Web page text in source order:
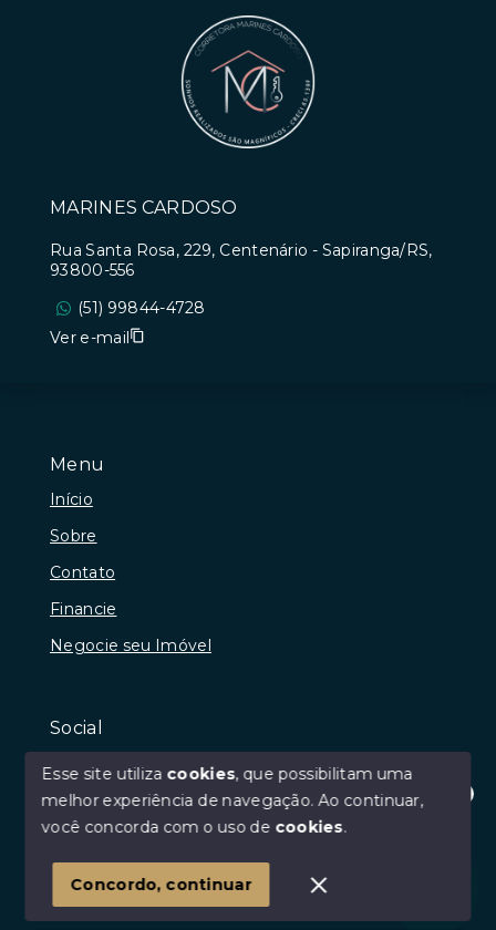
Olá! Estamos disponíveis para te ajudar.
Menu
Início
Sobre
Contato
Financie
Negocie seu Imóvel
Social
Facebook
Youtube
MARINES CARDOSO
Rua Santa Rosa, 229, Centenário - Sapiranga/RS,
93800-556
(51) 99844-4728
Ver e-mail
Esse site utiliza cookies, que possibilitam uma
melhor experiência de navegação.Ao continuar,
você concorda com o uso de cookies.
Concordo, continuar